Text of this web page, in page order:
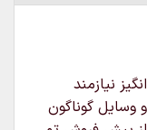
نیازمند
وسایل گوناگون